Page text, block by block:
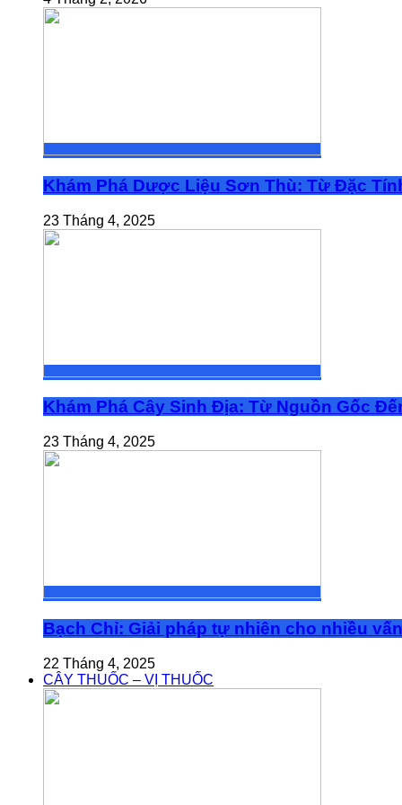
Khám Phá Dược Liệu Sơn Thù: Từ Đặc
23 Tháng 4, 2025
Khám Phá Cây Sinh Địa: Từ Nguồn Gốc
23 Tháng 4, 2025
Bạch Chỉ: Giải pháp tự nhiên cho nhiều
22 Tháng 4, 2025
CÂY THUỐC – VỊ THUỐC